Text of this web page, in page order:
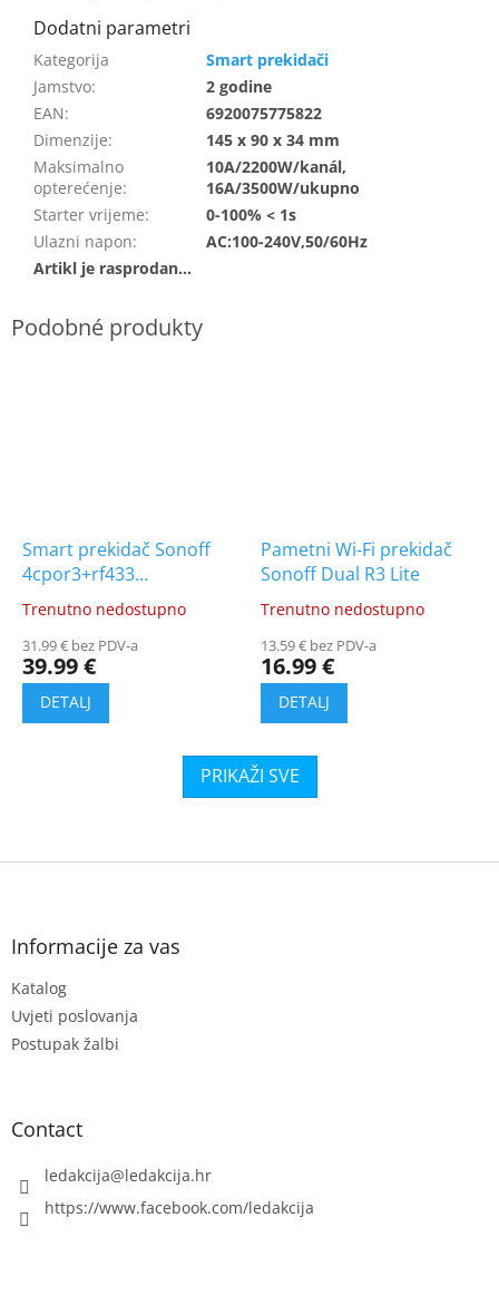
Smart prekidači
Jamstvo:
2 godine
EAN:
6920075775822
Dimenzije:
145 x 90 x 34 mm
Maksimalno
opterećenje:
10A/2200W/kanál,
16A/3500W/ukupno
Starter vrijeme:
0-100% < 1s
Ulazni napon: AC:100-240V,50/60Hz
Smart prekidač Sonoff
4cpor3+rf433
[M0802010004]
The
product
rating
Trenutno nedostupno
31.99 € bez PDV-a
39.99 €
Pametni Wi-Fi prekidač
Sonoff Dual R3 Lite
The
product
rating
of
5
stars.
Trenutno nedostupno
13.59 € bez PDV-a
16.99 €
F
Informacije za vas
Katalog
Uvjeti poslovanja
Postupak žalbi
Contact
ledakcija@ledakcija.hr
https://www.facebook.com/ledakcija